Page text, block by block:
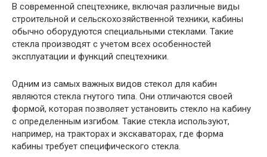
В современной спецтехнике, включая различные виды
строительной и сельскохозяйственной техники, кабины
обычно оборудуются специальными стеклами. Такие
стекла производят с учетом всех особенностей
эксплуатации и функций спецтехники.
Одним из самых важных видов стекол для кабин
являются стекла гнутого типа. Они отличаются своей
формой, которая позволяет установить стекло на кабину
с определенным изгибом. Такие стекла используют,
например, на тракторах и экскаваторах, где форма
кабины требует специфического стекла.